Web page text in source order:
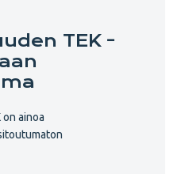
TEK -
ainoa